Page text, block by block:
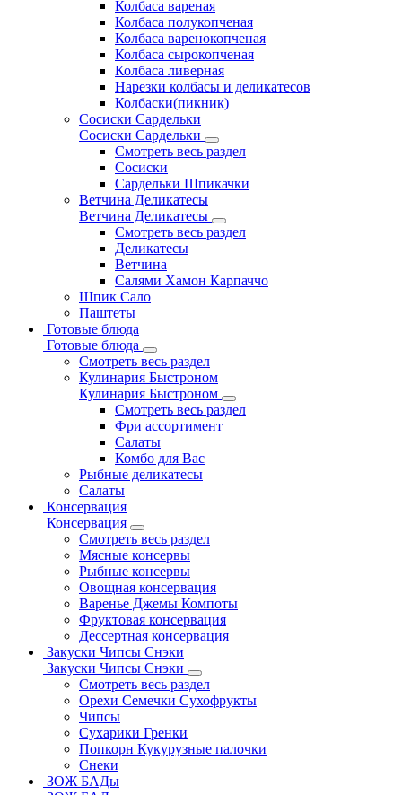
Колбаса вареная
Колбаса полукопченая
Колбаса варенокопченая
Колбаса сырокопченая
Колбаса ливерная
Нарезки колбасы и деликатесов
Колбаски(пикник)
Сосиски Сардельки
Сосиски Сардельки
Смотреть весь раздел
Сосиски
Сардельки Шпикачки
Ветчина Деликатесы
Ветчина Деликатесы
Смотреть весь раздел
Деликатесы
Ветчина
Салями Хамон Карпаччо
Шпик Сало
Паштеты
Готовые блюда
Готовые блюда
Смотреть весь раздел
Кулинария Быстроном
Кулинария Быстроном
Смотреть весь раздел
Фри ассортимент
Салаты
Комбо для Вас
Рыбные деликатесы
Салаты
Консервация
Консервация
Смотреть весь раздел
Мясные консервы
Рыбные консервы
Овощная консервация
Варенье Джемы Компоты
Фруктовая консервация
Дессертная консервация
Закуски Чипсы Снэки
Закуски Чипсы Снэки
Смотреть весь раздел
Орехи Семечки Сухофрукты
Чипсы
Сухарики Гренки
Попкорн Кукурузные палочки
Снеки
ЗОЖ БАДы